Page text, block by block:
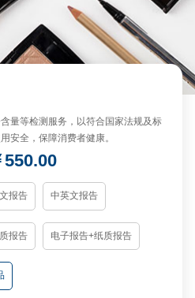
等检测服务，以符合国家法规及标准，保
障消费者健康。
量等检测服务，以符合国家法规及标
安全，保障消费者健康。
550.00
报告 中英文报告
报告 电子报告+纸质报告